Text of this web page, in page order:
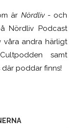
är Nördliv- och
Nördliv Podcast
våra andra härligt
samt
poddar finns!